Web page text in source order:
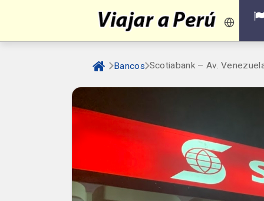
Bancos Scotiabank – Av.